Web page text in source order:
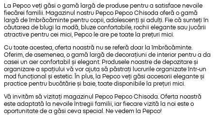
La Pepco veți găsi o gamă largă de produse pentru a satisface nevoile
fiecărei familii. Magazinul nostru Pepco Pepco Chisoda oferă o gamă
largă de îmbrăcăminte pentru copii, adolescenți și adulți. Fie că sunteți în
căutarea de blugi la modă, bluze confortabile, rochii elegante sau jucării
atractive pentru cei mici, Pepco le are pe toate la prețuri mici.
Cu toate acestea, oferta noastră nu se referă doar la îmbrăcăminte.
Oferim, de asemenea, o gamă largă de decorațiuni de interior pentru a da
casei un aer confortabil și elegant. Produsele noastre de depozitare și
organizare a spațiului vă vor ajuta să păstrați lucrurile organizate într-un
mod funcțional și estetic. În plus, la Pepco veți găsi accesorii elegante și
practice pentru bucătărie și baie, toate disponibile la prețuri mici.
Vă invităm să vizitați magazinul Pepco Pepco Chisoda. Oferta noastră
este adaptată la nevoile întregii familii, iar fiecare vizită la noi este o
oportunitate de a găsi ceva special. Ne vedem la Pepco!